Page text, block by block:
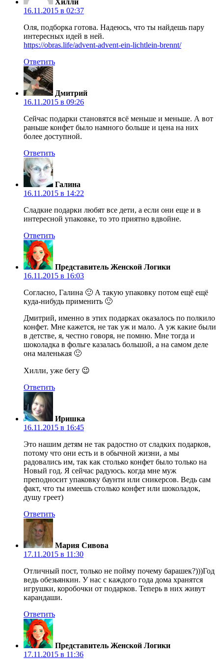
16.11.2015 в 02:37
Оля, подборка готова. Надеюсь, что ты найдешь пару
интересных идей в ней.
https://obras.life/advent-advent-ein-lichtlein-brennt/
Ответить
Дмитрий
16.11.2015 в 09:26
Сейчас подарки становятся всё меньше и меньше. А вот
раньше конфет было намного больше и цена на них
более доступной.
Ответить
Галина
16.11.2015 в 14:22
Сладкие подарки любят все дети, а если они еще и в
интересной упаковке, то это приятно вдвойне.
Ответить
Представитель Женской Логики
16.11.2015 в 16:03
Согласно, Галина 🙂 А такую упаковку потом ещё ещё
куда-нибудь применить 🙂
Дмитрий, именно в этих подарках оказалось по полкило
конфет. Мне кажется, не так уж и мало. А уж какие были
в детстве, я, честно говоря, не помню. Мне тогда и
шоколадка в фольге казалась большой, а на самом деле
она маленькая 🙂
Хилли, уже бегу 😉
Ответить
Иришка
16.11.2015 в 16:45
Это нашим детям не так радостно от сладких подарков,
потому что они есть и в обычной жизни, а мы
радовались им, так как столько конфет было только на
Новый год. Я сейчас радуюсь. когда мне муж
преподносит упаковку баунти или сникерсов. Ведь сам
факт, что ты имеешь столько конфет или шоколадок,
душу греет)
Ответить
Мария Сивова
17.11.2015 в 11:30
Отличный пост, только не пойму почему барашек?)))Год
ведь обезьянкин. У нас с каждого года дома хранятся
игрушки, коробочки от подарков. Теперь в них живут
карандаши.
Ответить
Представитель Женской Логики
17.11.2015 в 11:36